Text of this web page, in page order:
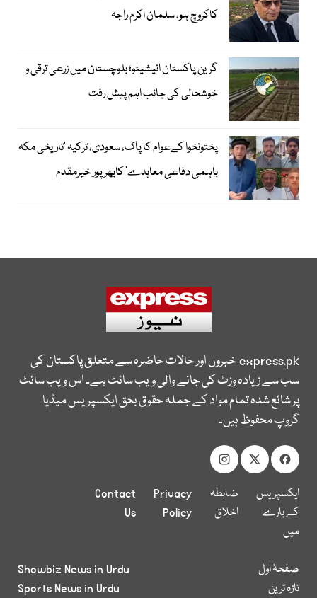
کاکروچ ہو، سلمان اکرم راجہ
گرین پاکستان انیشیٹو؛ بلوچستان میں زرعی ترقی و
خوشحالی کی جانب اہم پیش رفت
پختونخوا کےعوام کا پاک، سعودی، ترکیہ ’تاریخی مکہ
باہمی دفاعی معاہدے‘ کابھرپور خیرمقدم
express.pkخبروں اور حالات حاضرہ سے متعلق پاکستان کی
سب سے زیادہ وزٹ کی جانے والی ویب سائٹ ہے۔ اس ویب سائٹ
پر شائع شدہ تمام مواد کے جملہ حقوق بحق ایکسپریس میڈیا
گروپ محفوظ ہیں۔
ایکسپریس
کے بارے
میں
ضابطہ
اخلاق
Privacy
Policy
Contact
Us
صفحۂ اول
تازہ ترین
Showbiz News in Urdu
Sports News in Urdu